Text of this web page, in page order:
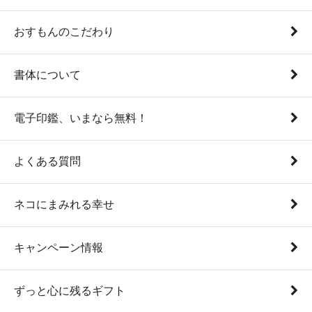
おすもんのこだわり
書体について
電子印鑑、いまなら無料！
よくある質問
ネコにまみれる幸せ
キャンペーン情報
ずっと心に残るギフト